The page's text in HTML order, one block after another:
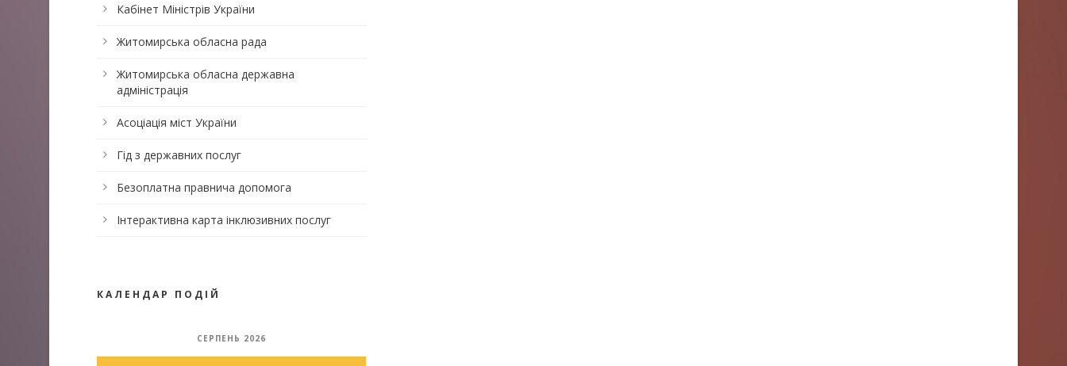
Кабінет Міністрів України
Житомирська обласна рада
Житомирська обласна державна
адміністрація
Асоціація міст України
Гід з державних послуг
Безоплатна правнича допомога
Інтерактивна карта інклюзивних послуг
КАЛЕНДАР ПОДІЙ
СЕРПЕНЬ 2026